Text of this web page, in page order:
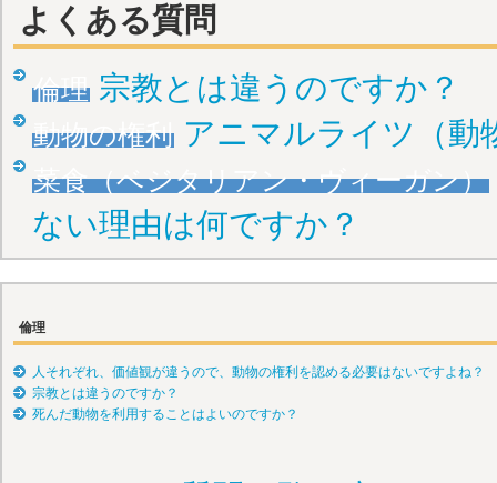
よくある質問
倫理 宗教とは違うのですか？
動物の権利 アニマルライツ（動
菜食（ベジタリアン・ヴィーガン）
ない理由は何ですか？
倫理
人それぞれ、価値観が違うので、動物の権利を認める必要はないですよね？
宗教とは違うのですか？
死んだ動物を利用することはよいのですか？